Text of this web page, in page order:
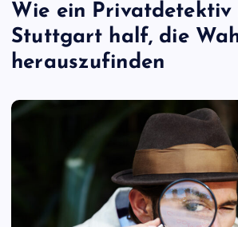
Wie ein Privatdetektiv
Stuttgart half, die
herauszufinden